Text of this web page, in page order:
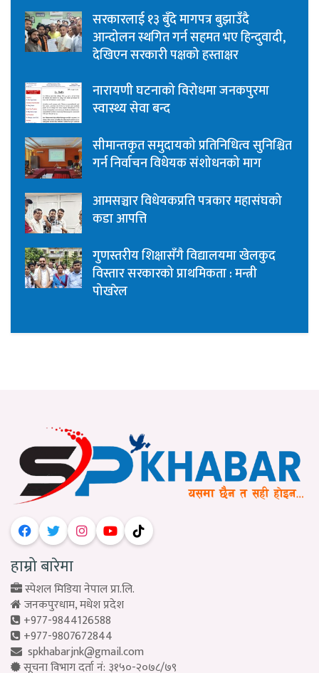
सरकारलाई १३ बुँदे मागपत्र बुझाउँदै
आन्दोलन स्थगित गर्न सहमत भए हिन्दुवादी,
देखिएन सरकारी पक्षको हस्ताक्षर
नारायणी घटनाको विरोधमा जनकपुरमा
स्वास्थ्य सेवा बन्द
सीमान्तकृत समुदायको प्रतिनिधित्व सुनिश्चित
गर्न निर्वाचन विधेयक संशोधनको माग
आमसञ्चार विधेयकप्रति पत्रकार महासंघको
कडा आपत्ति
गुणस्तरीय शिक्षासँगै विद्यालयमा खेलकुद
विस्तार सरकारको प्राथमिकता : मन्त्री
पोखरेल
हाम्रो बारेमा
स्पेशल मिडिया नेपाल प्रा.लि.
जनकपुरधाम, मधेश प्रदेश
+977-9844126588
+977-9807672844
spkhabarjnk@gmail.com
सूचना विभाग दर्ता नं: ३१५०-२०७८/७९